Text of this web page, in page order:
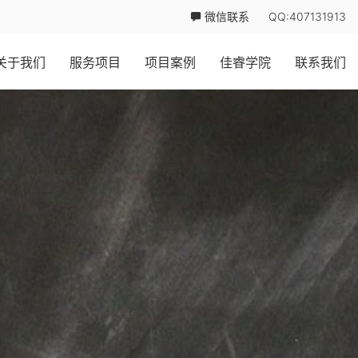
微信联系 QQ:407131913
于我们 服务项目 项目案例 佳睿学院 联系我们